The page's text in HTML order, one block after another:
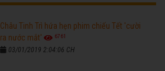
Châu Tinh Trì hứa hẹn phim chiếu Tết 'cười
ra nước mắt'
6761
03/01/2019 2:04:06 CH